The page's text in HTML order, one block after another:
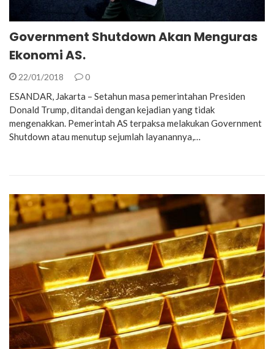
Government Shutdown Akan Menguras
Ekonomi AS.
22/01/2018 0
ESANDAR, Jakarta – Setahun masa pemerintahan Presiden
Donald Trump, ditandai dengan kejadian yang tidak
mengenakkan. Pemerintah AS terpaksa melakukan Government
Shutdown atau menutup sejumlah layanannya,…